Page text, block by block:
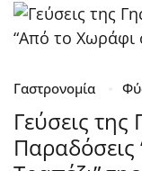
Γαστρονομία
Γεύσεις της